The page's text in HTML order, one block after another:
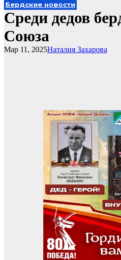
Бердские новости
Среди дедов
Союза
Наталия Захарова
Мар 11, 2025